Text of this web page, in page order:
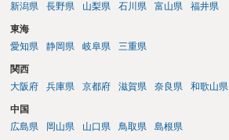
新潟県
長野県 山梨県 石川県 富山県 福井県
東海
愛知県
静岡県 岐阜県 三重県
関西
大阪府
兵庫県 京都府 滋賀県 奈良県 和歌山県
中国
広島県
岡山県 山口県 鳥取県 島根県